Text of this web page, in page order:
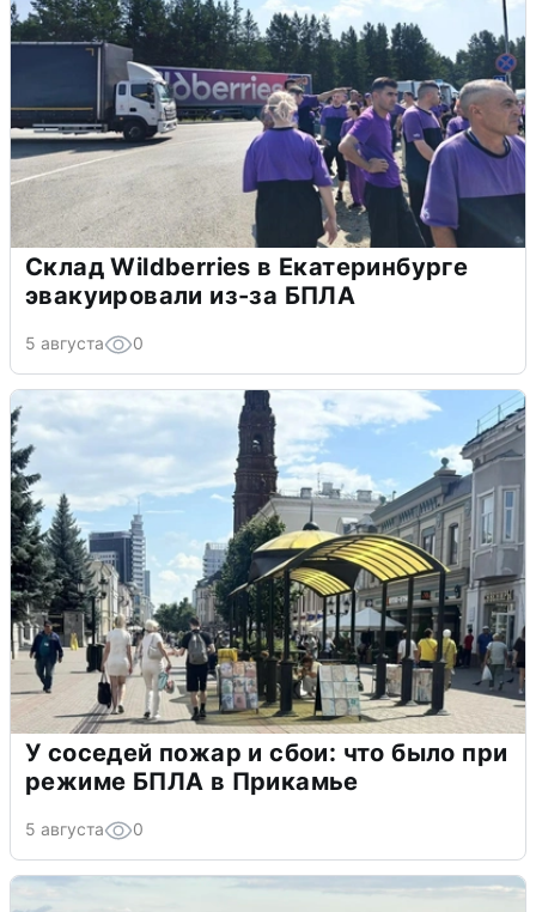
Склад Wildberries в Екатеринбурге
эвакуировали из-за БПЛА
5 августа 0
У соседей пожар и сбои: что было при
режиме БПЛА в Прикамье
5 августа 0